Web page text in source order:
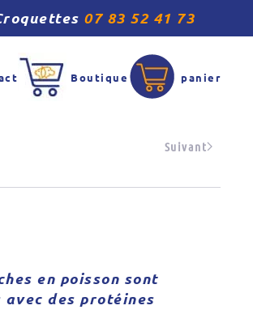
07 83 52 41 73
Boutique panier
Suivant
en poisson sont
des protéines